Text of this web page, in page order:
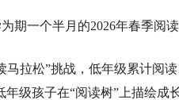
一个半月的2026年春季阅
松”挑战，低年级累计阅读
年级孩子在“阅读树”上描绘成